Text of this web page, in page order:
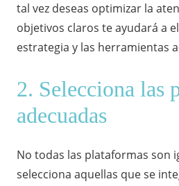
tal vez deseas optimizar la
objetivos claros te ayudará a
estrategia y las herramientas
2. Selecciona las
adecuadas
No todas las plataformas son
selecciona aquellas que se